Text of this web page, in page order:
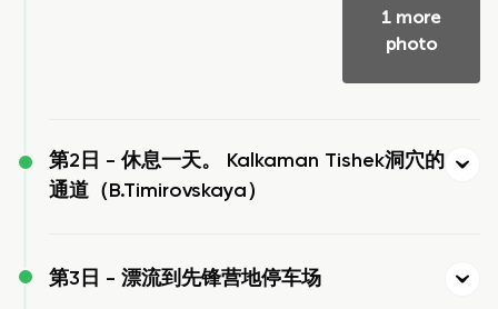
1 more
photo
第2日 - 休息一天。 Kalkaman Tishek洞穴的
通道（B.Timirovskaya）
第3日 - 漂流到先锋营地停车场